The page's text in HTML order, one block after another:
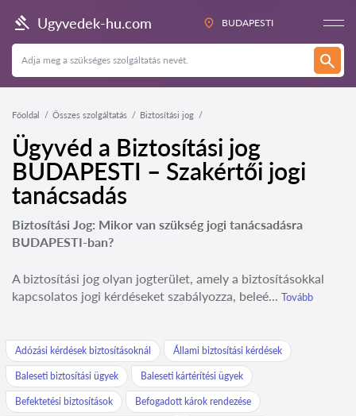
Ugyvedek-hu.com BUDAPESTI
Főoldal Összes szolgáltatás Biztosítási jog
Ügyvéd a Biztosítási jog
BUDAPESTI – Szakértői jogi
tanácsadás
Biztosítási Jog: Mikor van szükség jogi tanácsadásra
BUDAPESTI-ban?
A biztosítási jog olyan jogterület, amely a biztosításokkal
kapcsolatos jogi kérdéseket szabályozza, beleé... Tovább
Adózási kérdések biztosításoknál Állami biztosítási kérdések
Baleseti biztosítási ügyek Baleseti kártérítési ügyek
Befektetési biztosítások Befogadott károk rendezése